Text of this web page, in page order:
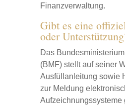
Finanzverwaltung.
Gibt es eine
oder
Das
(BMF) stellt auf seiner
Ausfüllanleitung sowie
zur Meldung
Aufzeichnungssysteme